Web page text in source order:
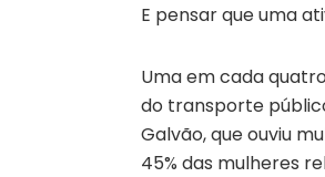
E pensar que uma
Uma em cada
do transporte
Galvão, que ouviu
45% das mulheres